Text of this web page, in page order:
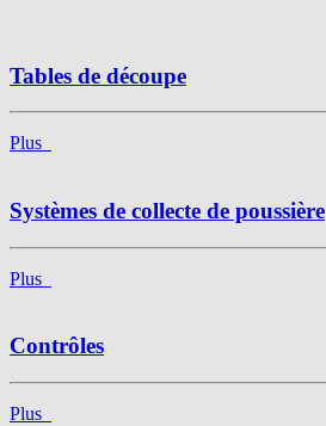
Tables de découpe
Plus
Systèmes de collecte de poussière
Plus
Contrôles
Plus